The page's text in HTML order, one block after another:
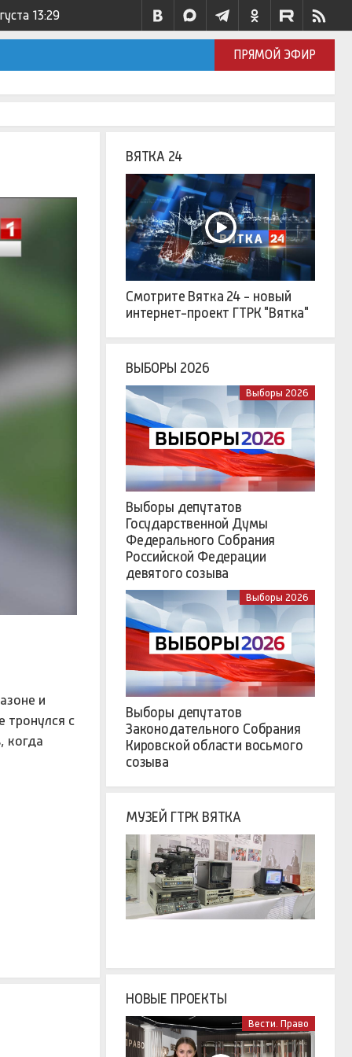
13:29
ПРЯМОЙ ЭФИР
и
тронулся с
когда
ВЯТКА 24
Смотрите Вятка 24 - новый
интернет-проект ГТРК "Вятка"
ВЫБОРЫ 2026
Выборы 2026
Выборы депутатов
Государственной Думы
Федерального Собрания
Российской Федерации
девятого созыва
Выборы 2026
Выборы депутатов
Законодательного Собрания
Кировской области восьмого
созыва
МУЗЕЙ ГТРК ВЯТКА
НОВЫЕ ПРОЕКТЫ
Вести. Право